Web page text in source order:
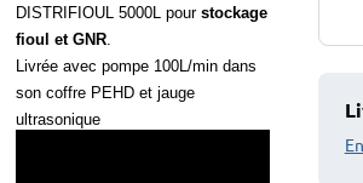
DISTRIFIOUL 5000L pour stockage
fioul et GNR.
Livrée avec pompe 100L/min dans
son coffre PEHD et jauge
ultrasonique